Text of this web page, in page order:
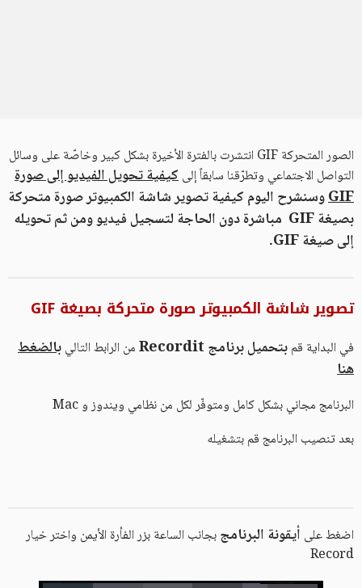
الصور المتحركة GIF انتشرت بالفترة الأخيرة بشكل كبير وخاصّة على وسائل
التواصل الاجتماعي وتطرّقنا سابقاً إلىكيفية تحويل الفيديو إلى صورة
GIFوسنشرح اليوم كيفية تصوير شاشة الكمبيوتر صورة متحركة
بصيغة GIF مباشرة دون الحاجة لتسجيل فيديو ومن ثم تحويله
إلى صيغة GIF.
تصوير شاشة الكمبيوتر صورة متحركة بصيغة GIF
في البداية قمبتحميل برنامج Recordit من الرابط التاليبالضغط
هنا
البرنامج مجاني بشكل كامل ومتوفّر لكل من نظامي ويندوز و Mac
بعد تنصيب البرنامج قم بتشغيله
اضغط على أيقونة البرنامجبجانب الساعة بزر الفأرة الأيمن واختر خيار
Record